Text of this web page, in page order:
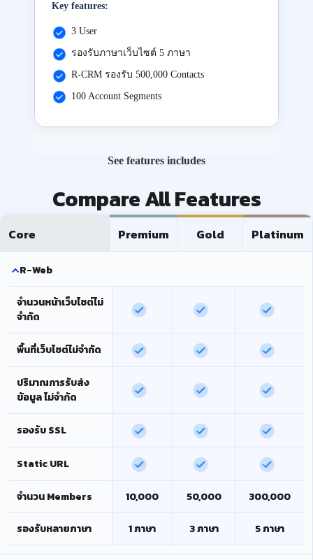
Key features:
3 User
รองรับภาษาเว็บไซต์ 5 ภาษา
R-CRM รองรับ 500,000 Contacts
100 Account Segments
See features includes
Compare All Features
Core Premium Gold Platinum
R-Web
จำนวนหน้าเว็บไซต์ไม่
จำกัด
พื้นที่เว็บไซต์ไม่จำกัด
ปริมาณการรับส่ง
ข้อมูล ไม่จำกัด
รองรับ SSL
Static URL
จำนวน Members 10,000 50,000 300,000
รองรับหลายภาษา 1 ภาษา 3 ภาษา 5 ภาษา